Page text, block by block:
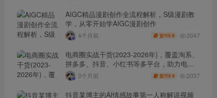
AIGC精品漫剧创作全流程解析，S级漫剧教
学，从零开始学AIGC漫剧创作
4个月前 盟币9.9 2047
电商圈实战干货(2023-2026年)，覆盖淘系、
拼多多、抖音、小红书等多平台，助力电商
人避开坑、提效率、稳盈利(更新4月)
3个月前 盟币9.9 2037
抖音某博主的AI情感故事第一人称解说视频